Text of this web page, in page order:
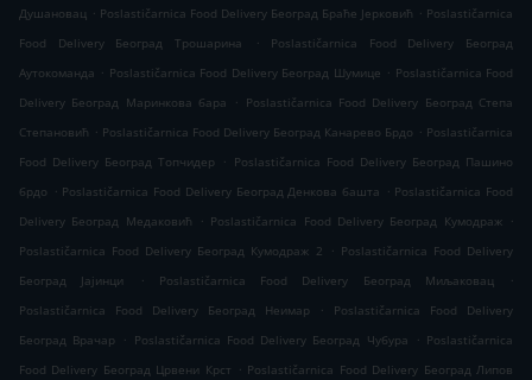
Душановац . Poslastičarnica Food Delivery Београд Браће Јерковић . Poslastičarnica
Food Delivery Београд Трошарина
.
Poslastičarnica Food Delivery Београд
Аутокоманда . Poslastičarnica Food Delivery Београд Шумице . Poslastičarnica Food
Delivery Београд Маринкова бара
. Poslastičarnica Food Delivery Београд Степа
Степановић . Poslastičarnica Food Delivery Београд Канарево Брдо . Poslastičarnica
Food Delivery Београд Топчидер
. Poslastičarnica Food Delivery Београд Пашино
брдо . Poslastičarnica Food Delivery Београд Денкова башта . Poslastičarnica Food
Delivery Београд Медаковић
. Poslastičarnica Food Delivery Београд Кумодраж .
Poslastičarnica Food Delivery Београд Кумодраж 2
. Poslastičarnica Food Delivery
Београд Јајинци
. Poslastičarnica Food Delivery Београд Миљаковац
.
Poslastičarnica Food Delivery Београд Неимар
.
Poslastičarnica Food Delivery
Београд Врачар
. Poslastičarnica Food Delivery Београд Чубура . Poslastičarnica
Food Delivery Београд Црвени Крст . Poslastičarnica Food Delivery Београд Липов